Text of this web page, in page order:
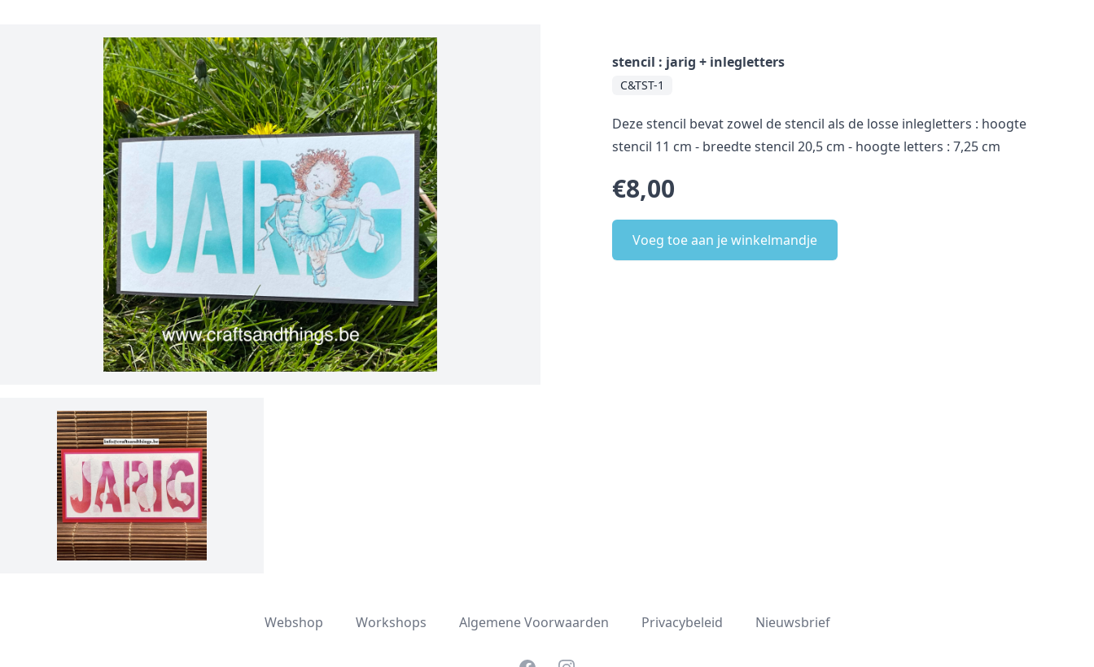
stencil : jarig + inlegletters
C&TST-1
Deze stencil bevat zowel de stencil als de losse inlegletters : hoogte
stencil 11 cm - breedte stencil 20,5 cm - hoogte letters : 7,25 cm
€8,00
Voeg toe aan je winkelmandje
Webshop Workshops Algemene Voorwaarden Privacybeleid Nieuwsbrief